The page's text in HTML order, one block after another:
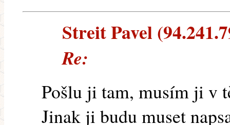
Streit Pavel
Re:
Pošlu ji tam, musím ji v
Jinak ji budu muset